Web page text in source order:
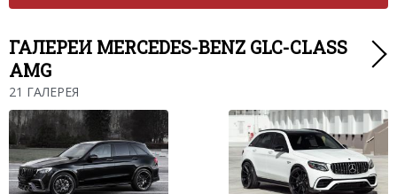
ГАЛЕРЕИ MERCEDES-BENZ GLC-CLASS
AMG
21 ГАЛЕРЕЯ